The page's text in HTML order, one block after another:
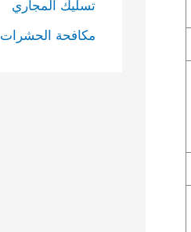
تسليك المجاري
مكافحة الحشرات